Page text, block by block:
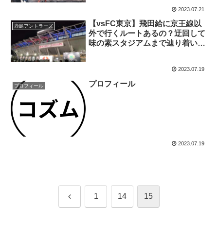
2023.07.21
鹿島アントラーズ
【vsFC東京】飛田給に京王線以
外で行くルートあるの？迂回して
味の素スタジアムまで辿り着いて
2023.07.19
プロフィール プロフィール
2023.07.19
前 1 14 15